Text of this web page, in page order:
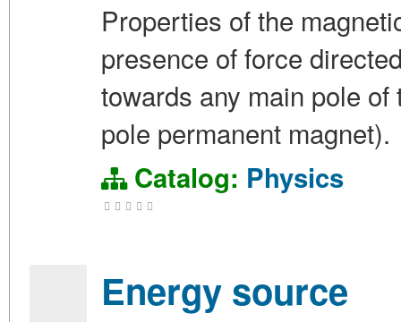
Properties of the
presence of force
towards any main pole
pole permanent magnet).
Catalog: Physics
Energy source